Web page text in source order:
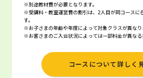
※別途教材費が必要となります。
※受講料・教室運営費の割引は、2人目が同コースに
す。
※お子さまの年齢や年度によって対象クラスが異なり
※お客さまのご入会状況によっては一部料金が異なる
コースについて詳しく